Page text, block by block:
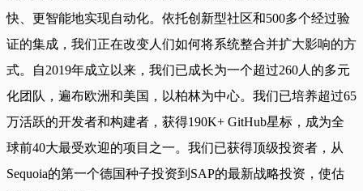
快、更智能地实现自动化。依托创新型社区和500多个经过验
证的集成，我们正在改变人们如何将系统整合并扩大影响的方
式。自2019年成立以来，我们已成长为一个超过260人的多元
化团队，遍布欧洲和美国，以柏林为中心。我们已培养超过65
万活跃的开发者和构建者，获得190K+ GitHub星标，成为全
球前40大最受欢迎的项目之一。我们已获得顶级投资者，从
Sequoia的第一个德国种子投资到SAP的最新战略投资，使估